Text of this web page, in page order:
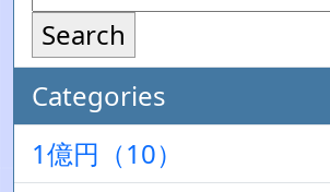
Search
Categories
1億円（10）